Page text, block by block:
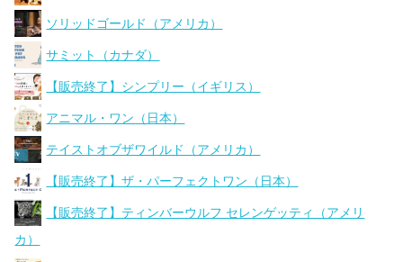
ソリッドゴールド（アメリカ）
サミット（カナダ）
【販売終了】シンプリー（イギリス）
アニマル・ワン（日本）
テイストオブザワイルド（アメリカ）
【販売終了】ザ・パーフェクトワン（日本）
【販売終了】ティンバーウルフ セレンゲッティ（アメリ
カ）